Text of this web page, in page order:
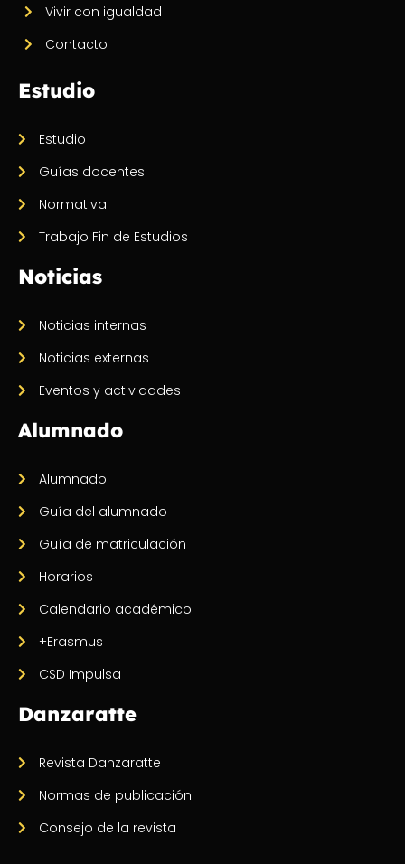
Vivir con igualdad
Contacto
Estudio
Estudio
Guías docentes
Normativa
Trabajo Fin de Estudios
Noticias
Noticias internas
Noticias externas
Eventos y actividades
Alumnado
Alumnado
Guía del alumnado
Guía de matriculación
Horarios
Calendario académico
+Erasmus
CSD Impulsa
Danzaratte
Revista Danzaratte
Normas de publicación
Consejo de la revista